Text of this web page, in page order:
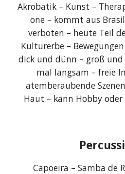
Akrobatik – Kunst –
one – kommt aus
verboten – heute Teil
Kulturerbe –
dick und dünn – groß
mal langsam – freie
atemberaubende
Haut – kann Hobby oder
Capoeira – Samba de